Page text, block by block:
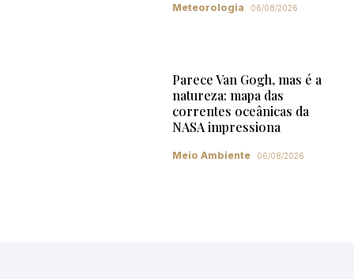
Meteorologia 06/08/2026
Parece Van Gogh, mas é a
natureza: mapa das
correntes oceânicas da
NASA impressiona
Meio Ambiente 06/08/2026